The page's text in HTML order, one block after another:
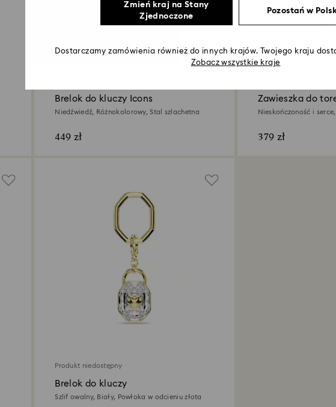
Brelok do kluczy Icons
Niedźwiedź, Różnokolorowy, Stal szlachetna
449 zł
Zawieszka do
Nieskończoność i
379 zł
Produkt niedostępny
Brelok do kluczy
Szlif owalny, Biały, Powłoka w odcieniu złota
Zmień kraj na Stany
Zjednoczone
Pozostań w
Dostarczamy zamówienia również do innych krajów. Twojego kraju
Zobacz wszystkie kraje